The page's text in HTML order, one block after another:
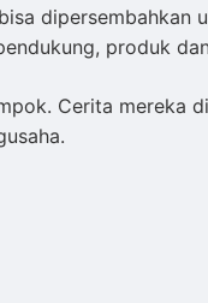
dipersembahkan
produk
Cerita mereka